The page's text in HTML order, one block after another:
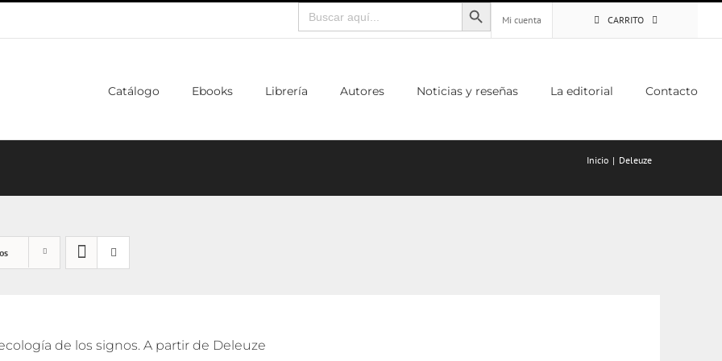
Buscar:
Mi cuenta
CARRITO
Catálogo Ebooks Librería Autores Noticias y reseñas La editorial Contacto
Inicio Deleuze
de los signos. A partir de Deleuze